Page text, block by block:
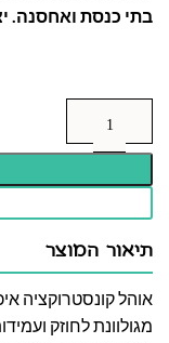
בתי כנסת ואחסנה.
תיאור המוצר